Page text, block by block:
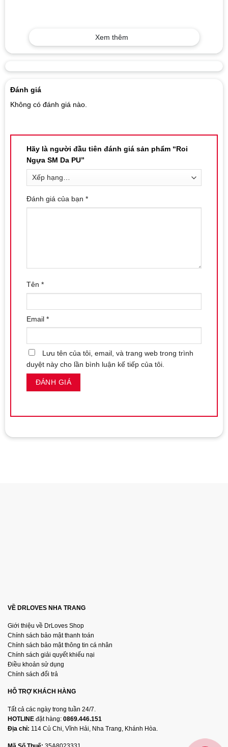
Xem thêm
Đánh giá
Không có đánh giá nào.
Hãy là người đầu tiên đánh giá sản phẩm “Roi
Ngựa SM Da PU”
Đánh giá của bạn *
Tên *
Email *
Lưu tên của tôi, email, và trang web trong trình
duyệt này cho lần bình luận kế tiếp của tôi.
VỀ DRLOVES NHA TRANG
Giới thiệu về DrLoves Shop
Chính sách bảo mật thanh toán
Chính sách bảo mật thông tin cá nhân
Chính sách giải quyết khiếu nại
Điều khoản sử dụng
Chính sách đổi trả
HỖ TRỢ KHÁCH HÀNG
Tất cả các ngày trong tuần 24/7.
HOTLINE đặt hàng: 0869.446.151
Địa chỉ: 114 Củ Chi, Vĩnh Hải, Nha Trang, Khánh Hòa.